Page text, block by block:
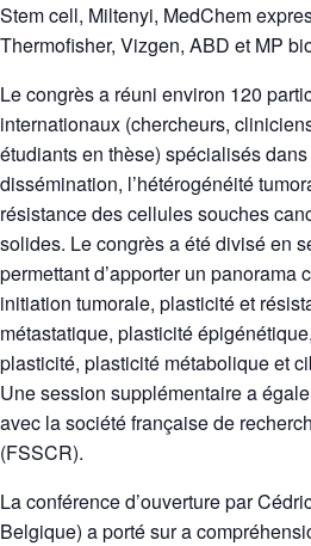
Stem cell, Miltenyi, MedChem
Thermofisher, Vizgen, ABD et MP
Le congrès a réuni environ 120
internationaux (chercheurs,
étudiants en thèse) spécialisés
dissémination, l’hétérogénéité
résistance des cellules souches
solides. Le congrès a été divisé en
permettant d’apporter un panorama
initiation tumorale, plasticité et
métastatique, plasticité
plasticité, plasticité métabolique et
Une session supplémentaire a
avec la société française de
(FSSCR).
La conférence d’ouverture par
Belgique) a porté sur a